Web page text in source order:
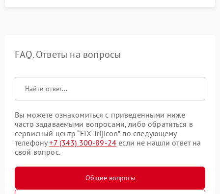
FAQ. Ответы на вопросы
Вы можете ознакомиться с приведенными ниже
часто задаваемыми вопросами, либо обратиться в
сервисный центр “FIX-Trijicon” по следующему
телефону+7 (343) 300-89-24 если не нашли ответ на
свой вопрос.
Общие вопросы